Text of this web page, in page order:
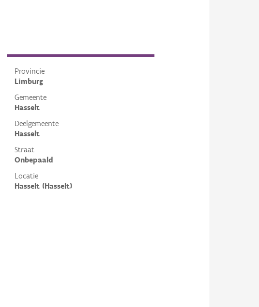
Provincie
Limburg
Gemeente
Hasselt
Deelgemeente
Hasselt
Straat
Onbepaald
Locatie
Hasselt (Hasselt)